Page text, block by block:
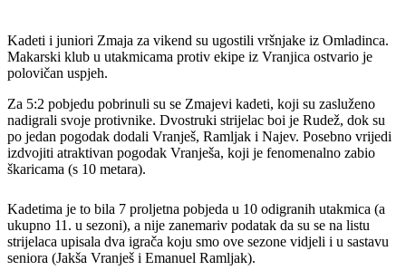
Kadeti i juniori Zmaja za vikend su ugostili vršnjake iz Omladinca.
Makarski klub u utakmicama protiv ekipe iz Vranjica ostvario je
polovičan uspjeh.
Za 5:2 pobjedu pobrinuli su se Zmajevi kadeti, koji su zasluženo
nadigrali svoje protivnike. Dvostruki strijelac boi je Rudež, dok su
po jedan pogodak dodali Vranješ, Ramljak i Najev. Posebno vrijedi
izdvojiti atraktivan pogodak Vranješa, koji je fenomenalno zabio
škaricama (s 10 metara).
Kadetima je to bila 7 proljetna pobjeda u 10 odigranih utakmica (a
ukupno 11. u sezoni), a nije zanemariv podatak da su se na listu
strijelaca upisala dva igrača koju smo ove sezone vidjeli i u sastavu
seniora (Jakša Vranješ i Emanuel Ramljak).